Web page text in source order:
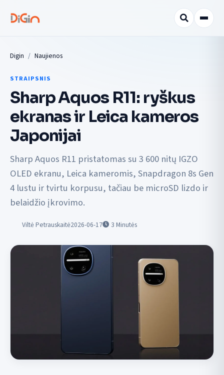
Digin Naujienos
STRAIPSNIS
Sharp Aquos R11: ryškus
ekranas ir Leica kameros
Japonijai
Sharp Aquos R11 pristatomas su 3 600 nitų IGZO
OLED ekranu, Leica kameromis, Snapdragon 8s Gen
4 lustu ir tvirtu korpusu, tačiau be microSD lizdo ir
belaidžio įkrovimo.
Viltė Petrauskaitė2026-06-17 3 Minutės